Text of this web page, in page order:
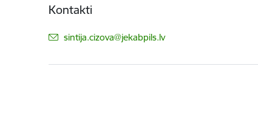
Kontakti
E-pasts:
sintija.cizova@jekabpils.lv